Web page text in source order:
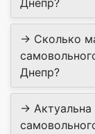
Днепр?
→ Сколько
Днепр?
→ Актуальна